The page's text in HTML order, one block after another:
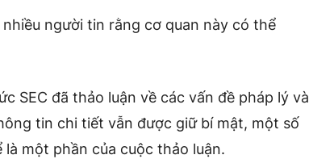
người tin rằng cơ quan này có thể
SEC đã thảo luận về các vấn đề pháp lý và
tin chi tiết vẫn được giữ bí mật, một số
một phần của cuộc thảo luận.